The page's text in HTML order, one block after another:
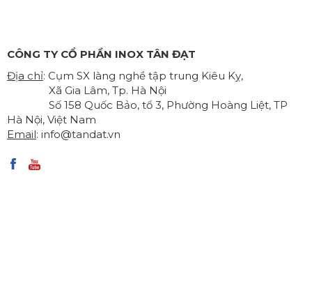
CÔNG TY CỔ PHẦN INOX TÂN ĐẠT
Địa chỉ: Cụm SX làng nghề tập trung Kiêu Kỵ,
Xã Gia Lâm, Tp. Hà Nội
Số 158 Quốc Bảo, tổ 3, Phường Hoàng Liệt, TP
Hà Nội, Việt Nam
Email: info@tandat.vn